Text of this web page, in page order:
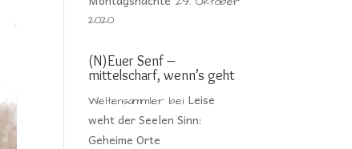
2020
(N)Euer Senf –
mittelscharf, wenn’s geht
Weltensammler beiLeise
weht der Seelen Sinn:
Geheime Orte